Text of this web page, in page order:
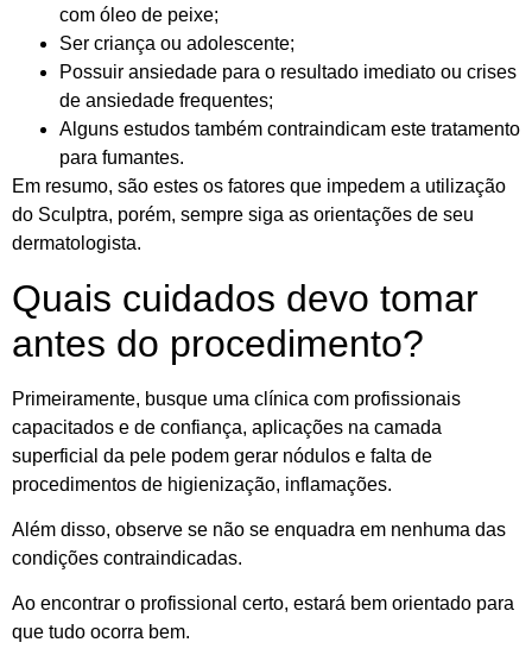
com óleo de peixe;
Ser criança ou adolescente;
Possuir ansiedade para o resultado imediato ou crises
de ansiedade frequentes;
Alguns estudos também contraindicam este tratamento
para fumantes.
Em resumo, são estes os fatores que impedem a utilização
do Sculptra, porém, sempre siga as orientações de seu
dermatologista.
Quais cuidados devo tomar
antes do procedimento?
Primeiramente, busque uma clínica com profissionais
capacitados e de confiança, aplicações na camada
superficial da pele podem gerar nódulos e falta de
procedimentos de higienização, inflamações.
Além disso, observe se não se enquadra em nenhuma das
condições contraindicadas.
Ao encontrar o profissional certo, estará bem orientado para
que tudo ocorra bem.